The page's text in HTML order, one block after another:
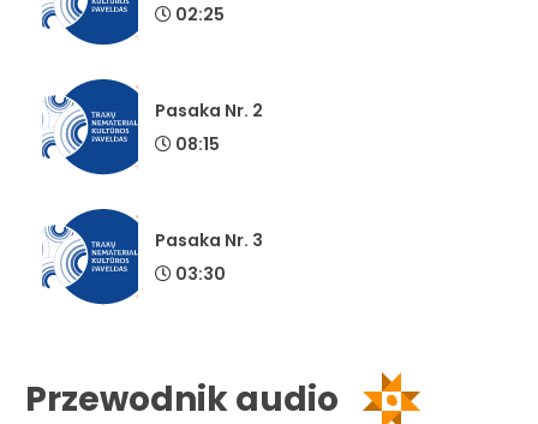
02:25
Pasaka Nr. 2
08:15
Pasaka Nr. 3
03:30
Przewodnik audio